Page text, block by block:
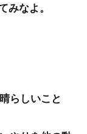
みなよ。
らしいこと